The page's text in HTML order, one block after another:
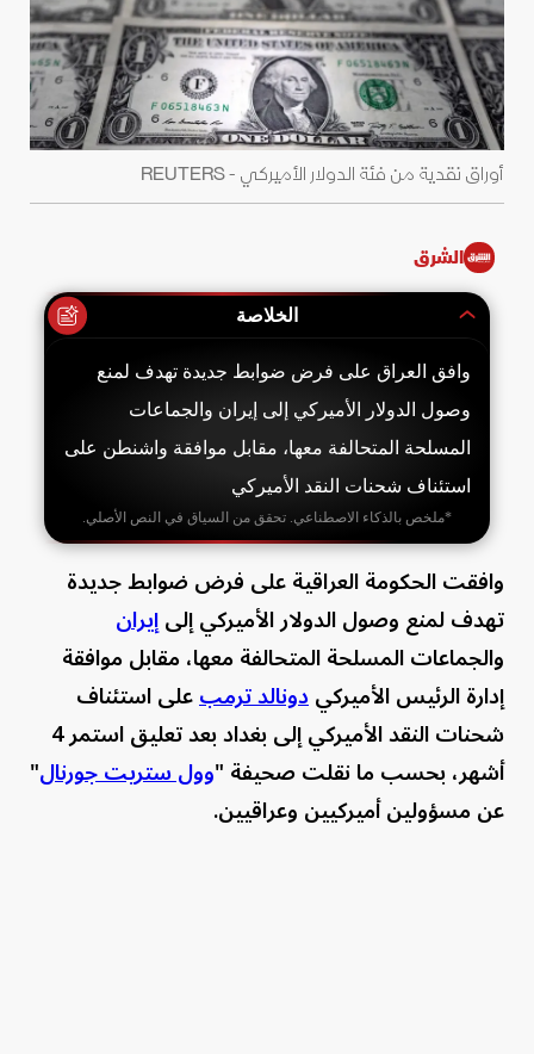
أوراق نقدية من فئة الدولار الأميركي - REUTERS
الشرق
الخلاصة
وافق العراق على فرض ضوابط جديدة تهدف لمنع
وصول الدولار الأميركي إلى إيران والجماعات
المسلحة المتحالفة معها، مقابل موافقة واشنطن على
استئناف شحنات النقد الأميركي
*ملخص بالذكاء الاصطناعي. تحقق من السياق في النص الأصلي.
وافقت الحكومة العراقية على فرض ضوابط جديدة
تهدف لمنع وصول الدولار الأميركي إلىإيران
والجماعات المسلحة المتحالفة معها، مقابل موافقة
إدارة الرئيس الأميركيدونالد ترمبعلى استئناف
شحنات النقد الأميركي إلى بغداد بعد تعليق استمر 4
أشهر، بحسب ما نقلت صحيفة "وول ستريت جورنال"
عن مسؤولين أميركيين وعراقيين.